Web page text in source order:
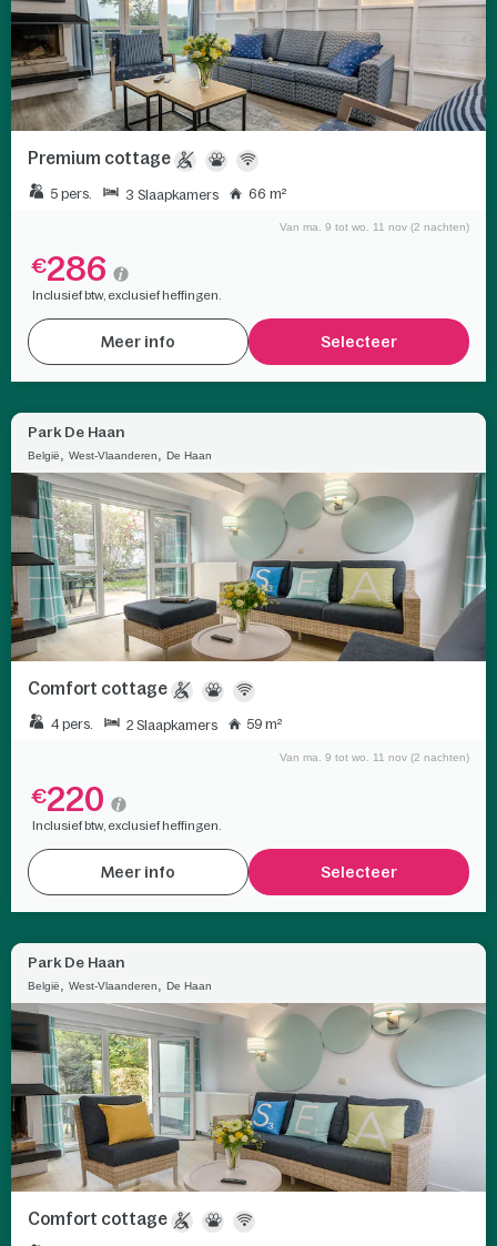
Premium cottage
5 pers. 3 Slaapkamers 66 m²
Van ma. 9 tot wo. 11 nov (2 nachten)
€286
Inclusief btw, exclusief heffingen.
Meer info Selecteer
Park De Haan
België, West-Vlaanderen, De Haan
Comfort cottage
4 pers. 2 Slaapkamers 59 m²
Van ma. 9 tot wo. 11 nov (2 nachten)
€220
Inclusief btw, exclusief heffingen.
Meer info Selecteer
Park De Haan
België, West-Vlaanderen, De Haan
Comfort cottage